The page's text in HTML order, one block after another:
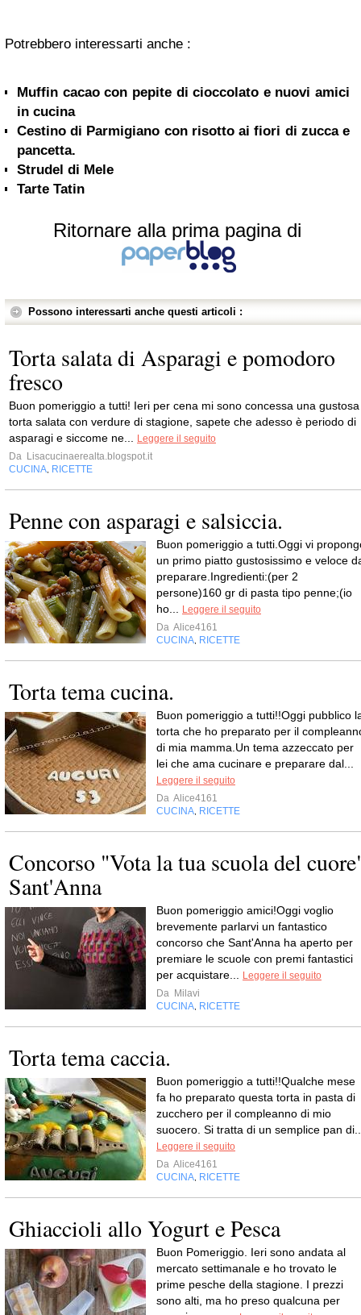
Potrebbero interessarti anche :
Muffin cacao con pepite di cioccolato e nuovi amici
in cucina
Cestino di Parmigiano con risotto ai fiori di zucca e
pancetta.
Strudel di Mele
Tarte Tatin
Ritornare alla prima pagina di
Possono interessarti anche questi articoli :
Torta salata di Asparagi e pomodoro
fresco
Buon pomeriggio a tutti! Ieri per cena mi sono concessa una gustosa
torta salata con verdure di stagione, sapete che adesso è periodo di
asparagi e siccome ne...
Leggere il seguito
Da Lisacucinaerealta.blogspot.it
CUCINA RICETTE
Penne con asparagi e salsiccia.
Buon pomeriggio a tutti.Oggi vi
un primo piatto gustosissimo e veloce
preparare.Ingredienti:(per 2
persone)160 gr di pasta tipo penne;(io
ho...
Leggere il seguito
Da Alice4161
CUCINA RICETTE
Torta tema cucina.
Buon pomeriggio a tutti!!Oggi pubblico
torta che ho preparato per il
di mia mamma.Un tema azzeccato per
lei che ama cucinare e preparare dal...
Leggere il seguito
Da Alice4161
CUCINA RICETTE
Concorso "Vota la tua scuola del
Sant'Anna
Buon pomeriggio amici!Oggi voglio
brevemente parlarvi un fantastico
concorso che Sant'Anna ha aperto per
premiare le scuole con premi fantastici
per acquistare...
Leggere il seguito
Da Milavi
CUCINA RICETTE
Torta tema caccia.
Buon pomeriggio a tutti!!Qualche mese
fa ho preparato questa torta in pasta di
zucchero per il compleanno di mio
suocero. Si tratta di un semplice pan
Leggere il seguito
Da Alice4161
CUCINA RICETTE
Ghiaccioli allo Yogurt e Pesca
Buon Pomeriggio. Ieri sono andata al
mercato settimanale e ho trovato le
prime pesche della stagione. I prezzi
sono alti, ma ho preso qualcuna per